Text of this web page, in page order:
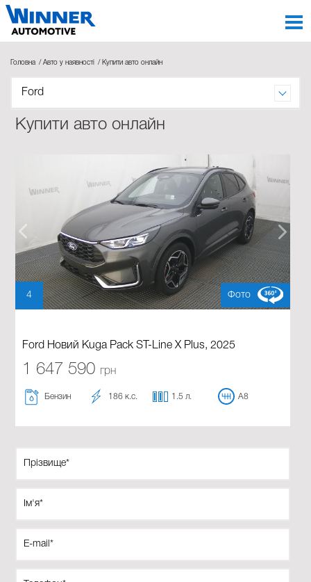
Головна Авто у наявності Купити авто онлайн
Ford
Купити авто онлайн
4 Фото
Ford Новий Kuga Pack ST-Line X Plus, 2025
1 647 590 грн
Бензин 186 к.с. 1.5 л. A8